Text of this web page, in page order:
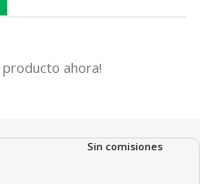
ahora!
Sin comisiones